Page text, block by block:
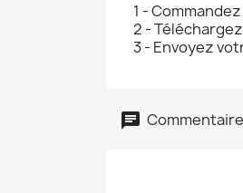
1 -
2 -
3 - Envoyez